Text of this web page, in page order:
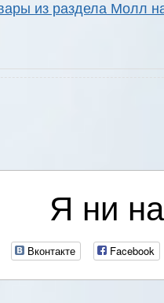
из раздела Молл
Я ни
Вконтакте Facebook